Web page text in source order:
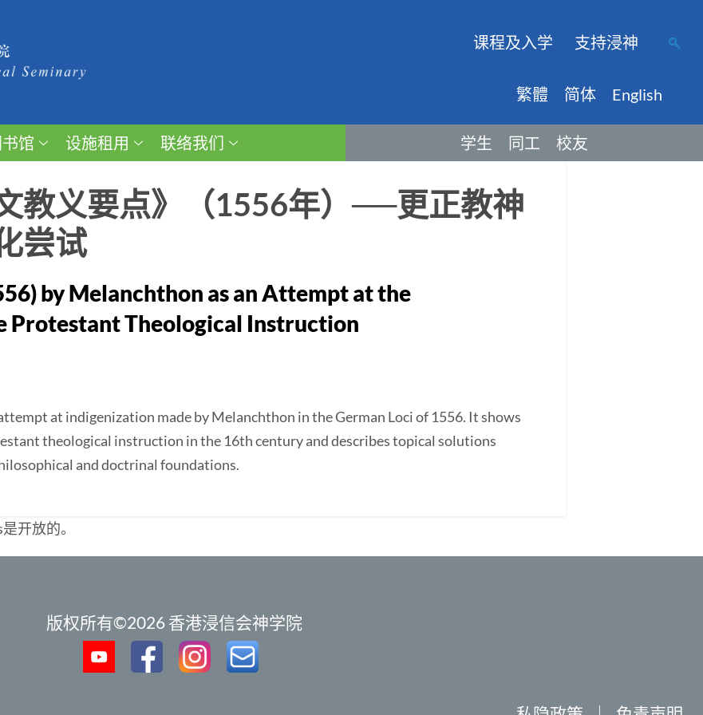
课程及入学 支持浸神
繁體 简体 English
书馆 设施租用 联络我们 学生 同工 校友
教义要点》（1556年）──更正教神
尝试
by Melanchthon as an Attempt at the
Protestant Theological Instruction
at indigenization made by Melanchthon in the German Loci of 1556. It shows
theological instruction in the 16th century and describes topical solutions
and doctrinal foundations.
开放的。
版权所有©2026 香港浸信会神学院